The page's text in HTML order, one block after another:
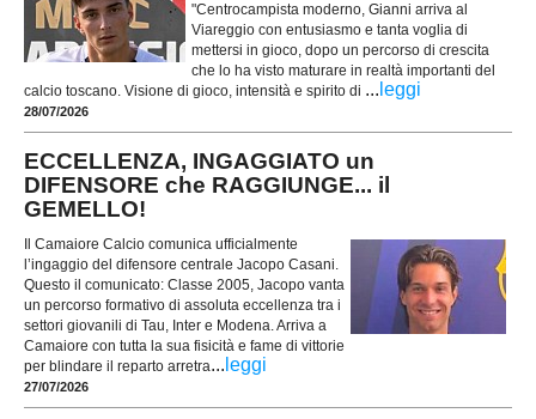
"Centrocampista moderno, Gianni arriva al
Viareggio con entusiasmo e tanta voglia di
mettersi in gioco, dopo un percorso di crescita
che lo ha visto maturare in realtà importanti del
calcio toscano. Visione di gioco, intensità e spirito di ... leggi
28/07/2026
ECCELLENZA, INGAGGIATO un
DIFENSORE che RAGGIUNGE... il
GEMELLO!
Il Camaiore Calcio comunica ufficialmente
l’ingaggio del difensore centrale Jacopo Casani.
Questo il comunicato: Classe 2005, Jacopo vanta
un percorso formativo di assoluta eccellenza tra i
settori giovanili di Tau, Inter e Modena. Arriva a
Camaiore con tutta la sua fisicità e fame di vittorie
per blindare il reparto arretra... leggi
27/07/2026